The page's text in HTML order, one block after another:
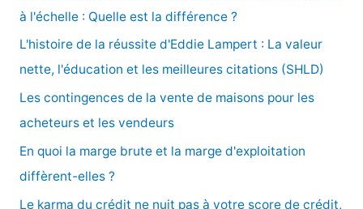
r
c
à l'échelle : Quelle est la différence ?
L'histoire de la réussite d'Eddie Lampert : La valeur
nette, l'éducation et les meilleures citations (SHLD)
Les contingences de la vente de maisons pour les
acheteurs et les vendeurs
En quoi la marge brute et la marge d'exploitation
diffèrent-elles ?
Le karma du crédit ne nuit pas à votre score de crédit,